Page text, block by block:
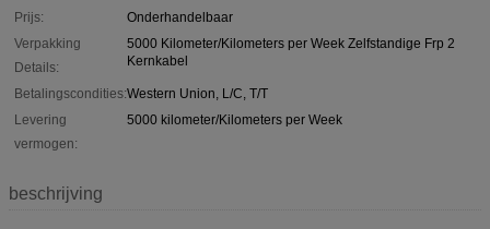
Prijs:
Onderhandelbaar
Verpakking
Details:
5000 Kilometer/Kilometers per Week Zelfstandige Frp 2
Kernkabel
Betalingscondities:Western Union, L/C, T/T
Levering
vermogen:
5000 kilometer/Kilometers per Week
beschrijving